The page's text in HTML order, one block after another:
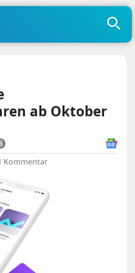
ab Oktober
Kommentar